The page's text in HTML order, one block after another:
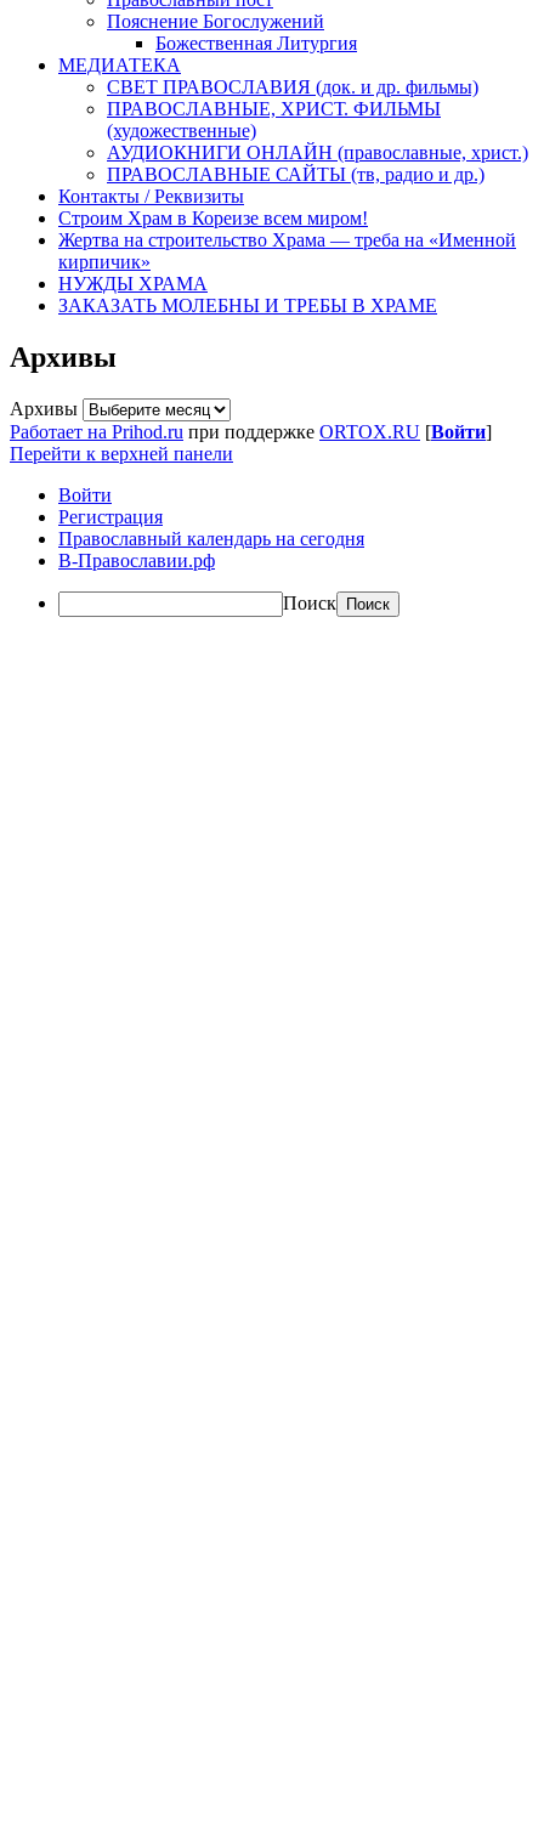
Пояснение Богослужений
Божественная Литургия
МЕДИАТЕКА
СВЕТ ПРАВОСЛАВИЯ (док. и др. фильмы)
ПРАВОСЛАВНЫЕ, ХРИСТ. ФИЛЬМЫ
(художественные)
АУДИОКНИГИ ОНЛАЙН (православные, христ.)
ПРАВОСЛАВНЫЕ САЙТЫ (тв, радио и др.)
Контакты / Реквизиты
Строим Храм в Кореизе всем миром!
Жертва на строительство Храма — треба на «Именной
кирпичик»
НУЖДЫ ХРАМА
ЗАКАЗАТЬ МОЛЕБНЫ И ТРЕБЫ В ХРАМЕ
Архивы
Архивы
Работает на Prihod.ru при поддержке ORTOX.RU [Войти]
Перейти к верхней панели
Войти
Регистрация
Православный календарь на сегодня
В-Православии.рф
Поиск